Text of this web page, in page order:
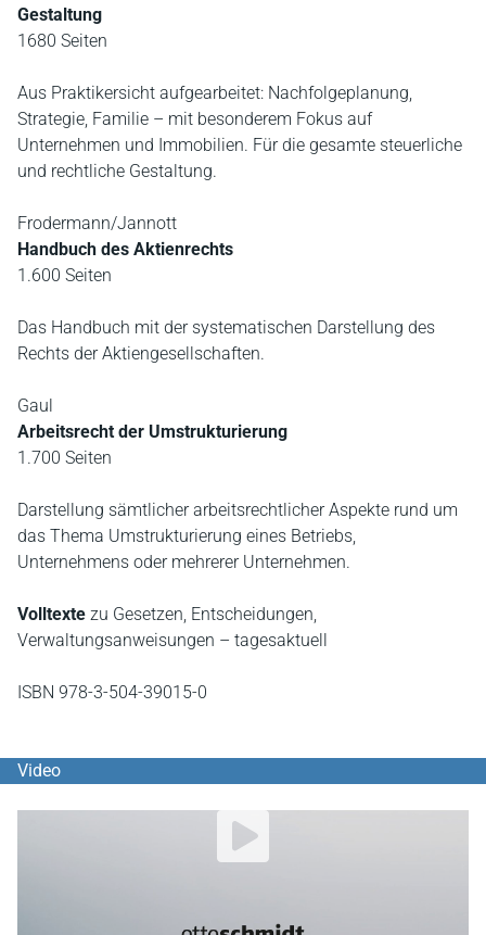
Gestaltung
1680 Seiten
Aus Praktikersicht aufgearbeitet: Nachfolgeplanung,
Strategie, Familie – mit besonderem Fokus auf
Unternehmen und Immobilien. Für die gesamte steuerliche
und rechtliche Gestaltung.
Frodermann/Jannott
Handbuch des Aktienrechts
1.600 Seiten
Das Handbuch mit der systematischen Darstellung des
Rechts der Aktiengesellschaften.
Gaul
Arbeitsrecht der Umstrukturierung
1.700 Seiten
Darstellung sämtlicher arbeitsrechtlicher Aspekte rund um
das Thema Umstrukturierung eines Betriebs,
Unternehmens oder mehrerer Unternehmen.
Volltexte zu Gesetzen, Entscheidungen,
Verwaltungsanweisungen – tagesaktuell
ISBN 978-3-504-39015-0
Video